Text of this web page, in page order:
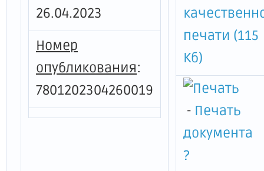
26.04.2023
Номер
опубликования:
7801202304260019
печати (115
Кб)
- Печать
документа
?